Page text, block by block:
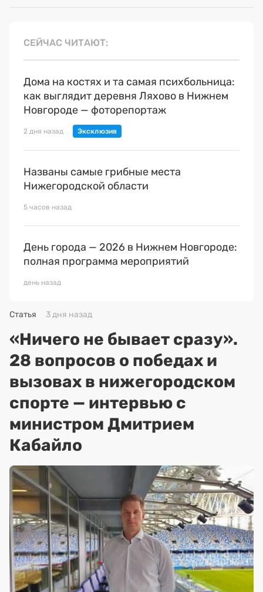
СЕЙЧАС ЧИТАЮТ
Дома на костях и та самая психбольница:
как выглядит деревня Ляхово в Нижнем
Новгороде — фоторепортаж
2 дня назад
Названы самые грибные места
Нижегородской области
5 часов назад
День города — 2026 в Нижнем Новгороде:
полная программа мероприятий
день назад
Статья 3 дня назад
«Ничего не бывает сразу».
28 вопросов о победах и
вызовах в нижегородском
спорте — интервью с
министром Дмитрием
Кабайло